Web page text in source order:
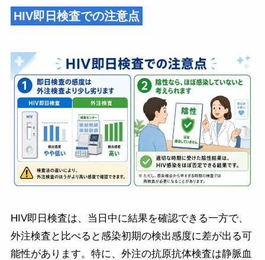
HIV即日検査での注意点
HIV即日検査は、当日中に結果を確認できる一方で、
外注検査と比べると感染初期の検出感度に差が出る可
能性があります。特に、外注の抗原抗体検査は静脈血